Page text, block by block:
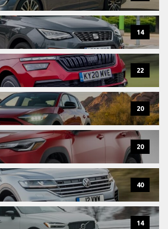
14
22
20
20
40
14